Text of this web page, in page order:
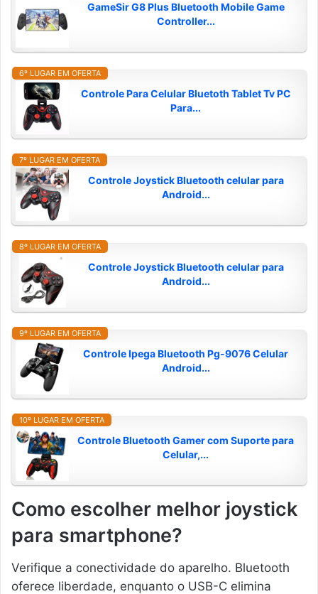
GameSir G8 Plus Bluetooth Mobile Game
Controller...
6º LUGAR EM OFERTA
Controle Para Celular Bluetoth Tablet Tv PC
Para...
7º LUGAR EM OFERTA
Controle Joystick Bluetooth celular para
Android...
8º LUGAR EM OFERTA
Controle Joystick Bluetooth celular para
Android...
9º LUGAR EM OFERTA
Controle Ipega Bluetooth Pg-9076 Celular
Android...
10º LUGAR EM OFERTA
Controle Bluetooth Gamer com Suporte para
Celular,...
Como escolher melhor joystick
para smartphone?
Verifique a conectividade do aparelho. Bluetooth
oferece liberdade, enquanto o USB-C elimina